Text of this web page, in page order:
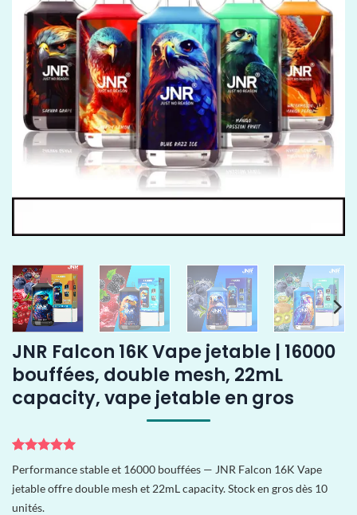
JNR Falcon 16K Vape jetable | 16000
bouffées, double mesh, 22mL
capacity, vape jetable en gros
Noté
5 basé sur
1
notation
client
Performance stable et 16000 bouffées — JNR Falcon 16K Vape
jetable offre double mesh et 22mL capacity. Stock en gros dès 10
unités.